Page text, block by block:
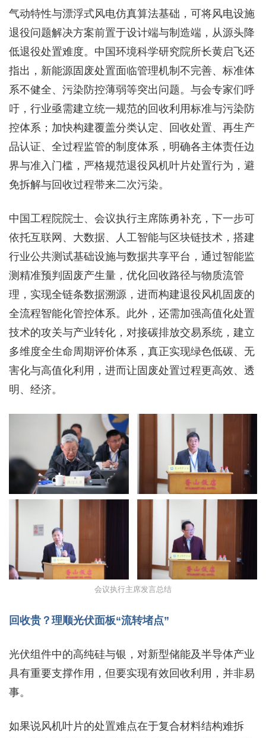
气动特性与漂浮式风电仿真算法基础，可将风电设施
退役问题解决方案前置于设计端与制造端，从源头降
低退役处置难度。中国环境科学研究院所长黄启飞还
指出，新能源固废处置面临管理机制不完善、标准体
系不健全、污染防控薄弱等突出问题。与会专家们呼
吁，行业亟需建立统一规范的回收利用标准与污染防
控体系；加快构建覆盖分类认定、回收处置、再生产
品认证、全过程监管的制度体系，明确各主体责任边
界与准入门槛，严格规范退役风机叶片处置行为，避
免拆解与回收过程带来二次污染。
中国工程院院士、会议执行主席陈勇补充，下一步可
依托互联网、大数据、人工智能与区块链技术，搭建
行业公共测试基础设施与数据共享平台，通过智能监
测精准预判固废产生量，优化回收路径与物质流管
理，实现全链条数据溯源，进而构建退役风机固废的
全流程智能化管控体系。此外，还需加强高值化处置
技术的攻关与产业转化，对接碳排放交易系统，建立
多维度全生命周期评价体系，真正实现绿色低碳、无
害化与高值化利用，进而让固废处置过程更高效、透
明、经济。
会议执行主席发言总结
回收贵？理顺光伏面板“流转堵点”
光伏组件中的高纯硅与银，对新型储能及半导体产业
具有重要支撑作用，但要实现有效回收利用，并非易
事。
如果说风机叶片的处置难点在于复合材料结构难拆